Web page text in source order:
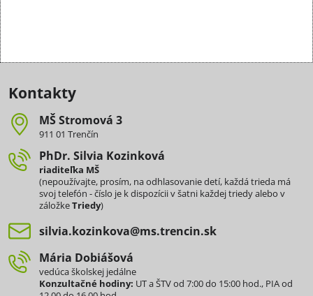
Kontakty
MŠ Stromová 3
911 01 Trenčín
PhDr​. Silvia Kozinková
riaditeľka MŠ
(nepoužívajte, prosím, na odhlasovanie detí, každá trieda má
svoj telefón - číslo je k dispozícii v šatni každej triedy alebo v
záložkeTriedy)
silvia​.kozinkova​@ms​.trencin​.sk
Mária Dobiášová
vedúca školskej jedálne
Konzultačné hodiny: UT a ŠTV od 7:00 do 15:00 hod., PIA od